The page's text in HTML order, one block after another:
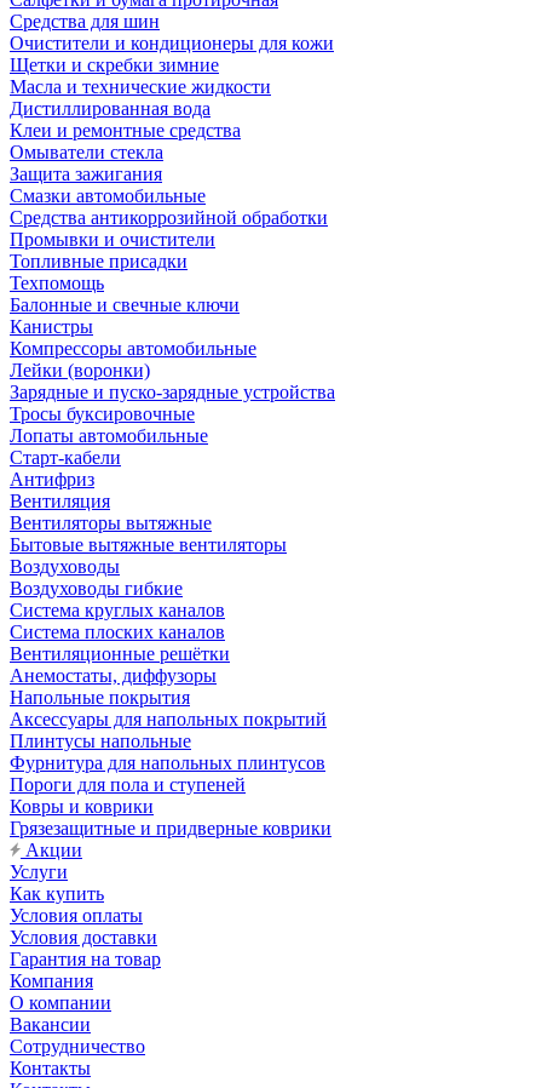
Средства для шин
Очистители и кондиционеры для кожи
Щетки и скребки зимние
Масла и технические жидкости
Дистиллированная вода
Клеи и ремонтные средства
Омыватели стекла
Защита зажигания
Смазки автомобильные
Средства антикоррозийной обработки
Промывки и очистители
Топливные присадки
Техпомощь
Балонные и свечные ключи
Канистры
Компрессоры автомобильные
Лейки (воронки)
Зарядные и пуско-зарядные устройства
Тросы буксировочные
Лопаты автомобильные
Старт-кабели
Антифриз
Вентиляция
Вентиляторы вытяжные
Бытовые вытяжные вентиляторы
Воздуховоды
Воздуховоды гибкие
Система круглых каналов
Система плоских каналов
Вентиляционные решётки
Анемостаты, диффузоры
Напольные покрытия
Аксессуары для напольных покрытий
Плинтусы напольные
Фурнитура для напольных плинтусов
Пороги для пола и ступеней
Ковры и коврики
Грязезащитные и придверные коврики
Акции
Услуги
Как купить
Условия оплаты
Условия доставки
Гарантия на товар
Компания
О компании
Вакансии
Сотрудничество
Контакты